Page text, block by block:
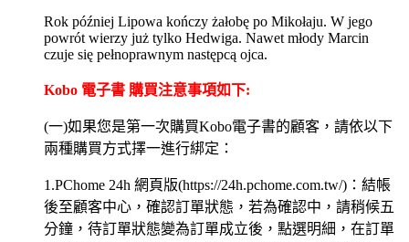
Rok później Lipowa kończy żałobę po Mikołaju. W jego
powrót wierzy już tylko Hedwiga. Nawet młody Marcin
czuje się pełnoprawnym następcą ojca.
Kobo 電子書 購買注意事項如下:
(一)如果您是第一次購買Kobo電子書的顧客，請依以下
兩種購買方式擇一進行綁定：
1.PChome 24h 網頁版(https://24h.pchome.com.tw/)：結帳
後至顧客中心，確認訂單狀態，若為確認中，請稍候五
分鐘，待訂單狀態變為訂單成立後，點選明細，在訂單